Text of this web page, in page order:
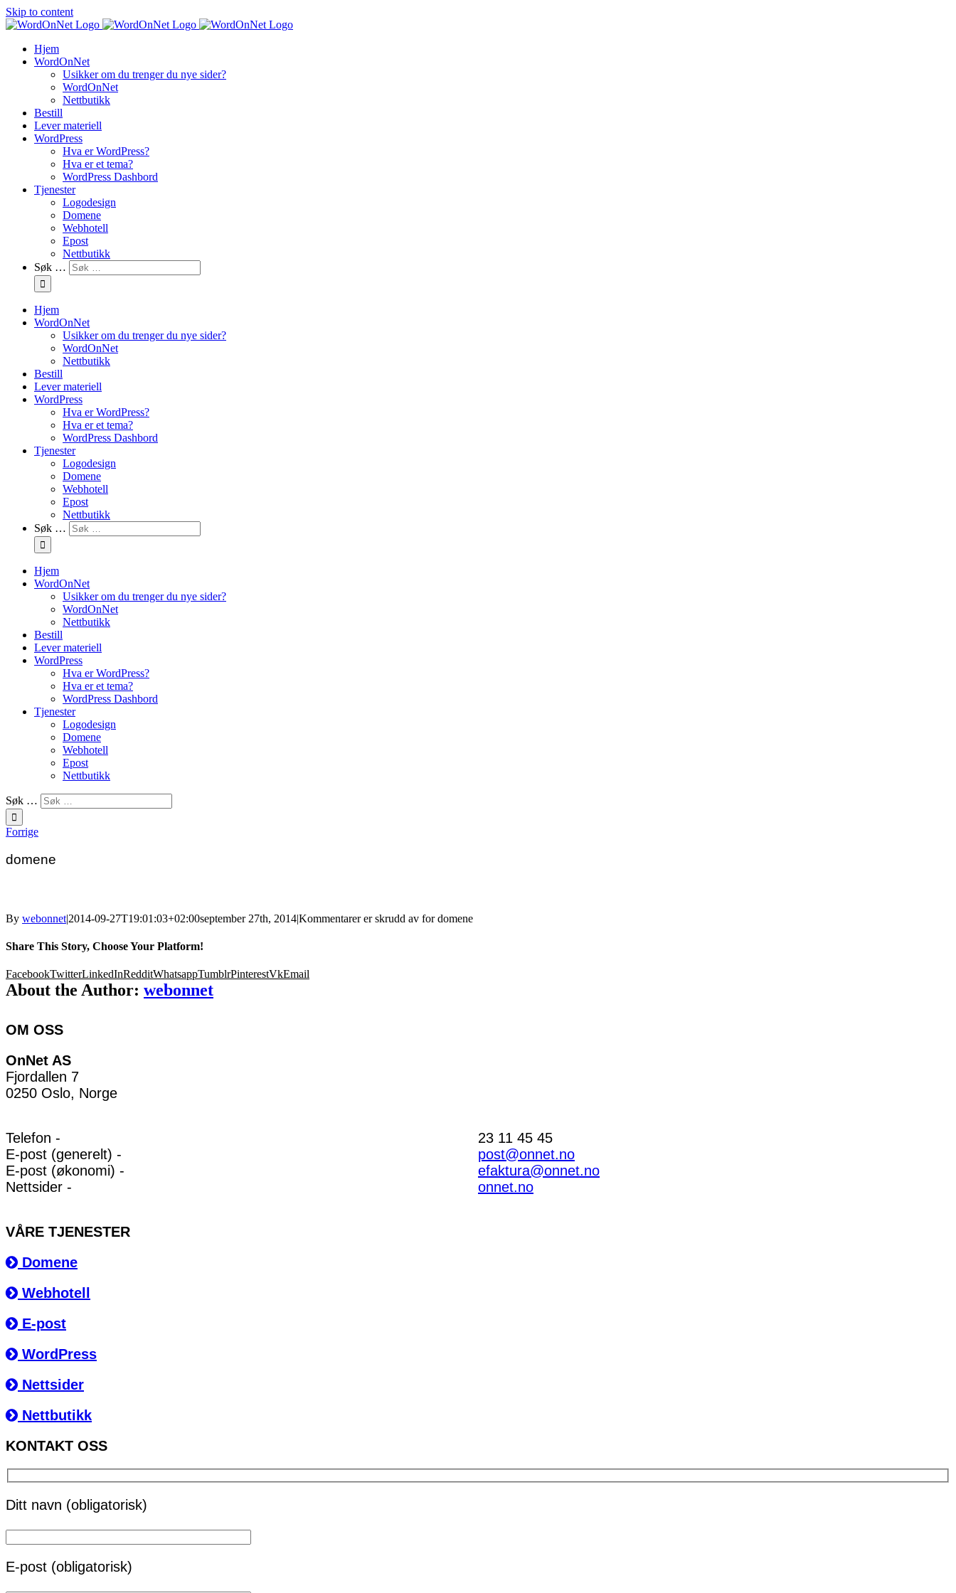
Skip to content
Hjem
WordOnNet
Usikker om du trenger du nye sider?
WordOnNet
Nettbutikk
Bestill
Lever materiell
WordPress
Hva er WordPress?
Hva er et tema?
WordPress Dashbord
Tjenester
Logodesign
Domene
Webhotell
Epost
Nettbutikk
Søk …
Hjem
WordOnNet
Usikker om du trenger du nye sider?
WordOnNet
Nettbutikk
Bestill
Lever materiell
WordPress
Hva er WordPress?
Hva er et tema?
WordPress Dashbord
Tjenester
Logodesign
Domene
Webhotell
Epost
Nettbutikk
Søk …
Hjem
WordOnNet
Usikker om du trenger du nye sider?
WordOnNet
Nettbutikk
Bestill
Lever materiell
WordPress
Hva er WordPress?
Hva er et tema?
WordPress Dashbord
Tjenester
Logodesign
Domene
Webhotell
Epost
Nettbutikk
Søk …
Forrige
domene
By webonnet|2014-09-27T19:01:03+02:00september 27th, 2014|Kommentarer er skrudd av for domene
Share This Story, Choose Your Platform!
FacebookTwitterLinkedInRedditWhatsappTumblrPinterestVkEmail
About the Author: webonnet
OM OSS
OnNet AS
Fjordallen 7
0250 Oslo, Norge
Telefon -
E-post (generelt) -
E-post (økonomi) -
Nettsider -
23 11 45 45
post@onnet.no
efaktura@onnet.no
onnet.no
VÅRE TJENESTER
Domene
Webhotell
E-post
WordPress
Nettsider
Nettbutikk
KONTAKT OSS
Ditt navn (obligatorisk)
E-post (obligatorisk)